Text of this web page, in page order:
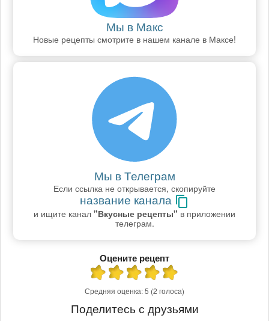
Мы в Макс
Новые рецепты смотрите в нашем канале в Максе!
Мы в Телеграм
Если ссылка не открывается, скопируйте
название канала
и ищите канал "Вкусные рецепты" в приложении
телеграм.
Оцените рецепт
Средняя оценка:5 (2 голоса)
Поделитесь с друзьями